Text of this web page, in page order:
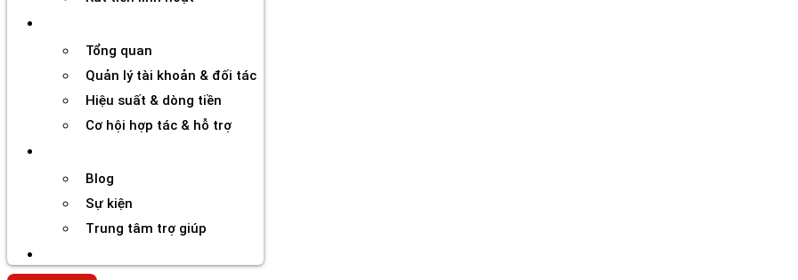
Tổng quan
Quản lý tài khoản & đối tác
Hiệu suất & dòng tiền
Cơ hội hợp tác & hỗ trợ
Blog
Sự kiện
Trung tâm trợ giúp